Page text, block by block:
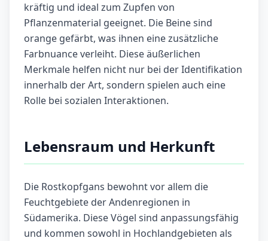
kräftig und ideal zum Zupfen von
Pflanzenmaterial geeignet. Die Beine sind
orange gefärbt, was ihnen eine zusätzliche
Farbnuance verleiht. Diese äußerlichen
Merkmale helfen nicht nur bei der Identifikation
innerhalb der Art, sondern spielen auch eine
Rolle bei sozialen Interaktionen.
Lebensraum und Herkunft
Die Rostkopfgans bewohnt vor allem die
Feuchtgebiete der Andenregionen in
Südamerika. Diese Vögel sind anpassungsfähig
und kommen sowohl in Hochlandgebieten als